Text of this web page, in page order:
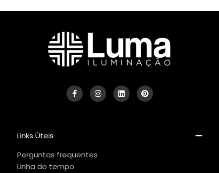
Links Úteis
Perguntas frequentes
Linha do tempo